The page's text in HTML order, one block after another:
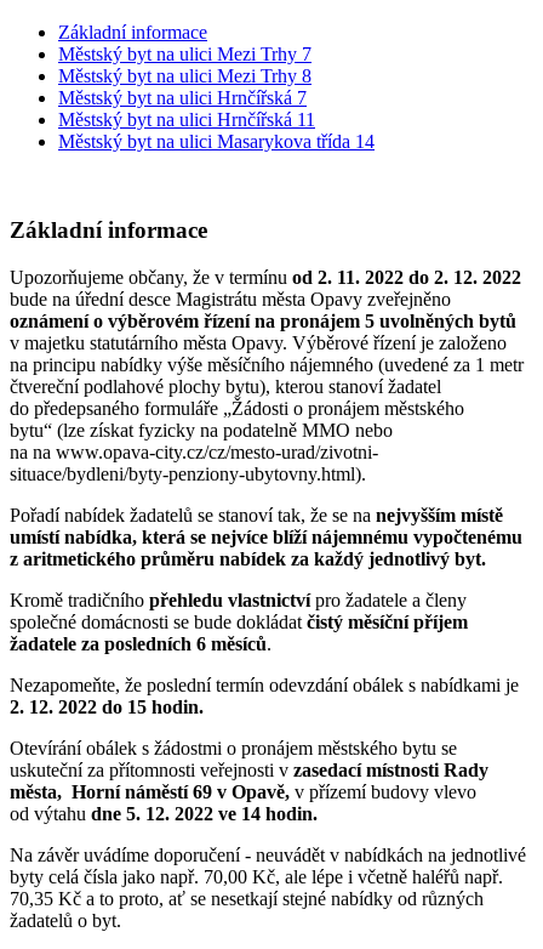
Základní informace
Městský byt na ulici Mezi Trhy 7
Městský byt na ulici Mezi Trhy 8
Městský byt na ulici Hrnčířská 7
Městský byt na ulici Hrnčířská 11
Městský byt na ulici Masarykova třída 14
Základní informace
Upozorňujeme občany, že v termínu od 2. 11. 2022 do 2. 12. 2022
bude na úřední desce Magistrátu města Opavy zveřejněno
oznámení o výběrovém řízení na pronájem 5 uvolněných bytů
v majetku statutárního města Opavy. Výběrové řízení je založeno
na principu nabídky výše měsíčního nájemného (uvedené za 1 metr
čtvereční podlahové plochy bytu), kterou stanoví žadatel
do předepsaného formuláře „Žádosti o pronájem městského
bytu“ (lze získat fyzicky na podatelně MMO nebo
na na www.opava-city.cz/cz/mesto-urad/zivotni-
situace/bydleni/byty-penziony-ubytovny.html).
Pořadí nabídek žadatelů se stanoví tak, že se na nejvyšším místě
umístí nabídka, která se nejvíce blíží nájemnému vypočtenému
z aritmetického průměru nabídek za každý jednotlivý byt.
Kromě tradičního přehledu vlastnictvípro žadatele a členy
společné domácnosti se bude dokládat čistý měsíční příjem
žadatele za posledních 6 měsíců.
Nezapomeňte, že poslední termín odevzdání obálek s nabídkami je
2. 12. 2022 do 15 hodin.
Otevírání obálek s žádostmi o pronájem městského bytu se
uskuteční za přítomnosti veřejnosti v zasedací místnosti Rady
města, Horní náměstí 69 v Opavě, v přízemí budovy vlevo
od výtahu dne 5. 12. 2022 ve 14 hodin.
Na závěr uvádíme doporučení - neuvádět v nabídkách na jednotlivé
byty celá čísla jako např. 70,00 Kč, ale lépe i včetně haléřů např.
70,35 Kč a to proto, ať se nesetkají stejné nabídky od různých
žadatelů o byt.